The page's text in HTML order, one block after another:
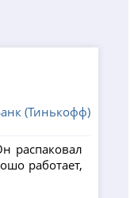
распаковал
работает,